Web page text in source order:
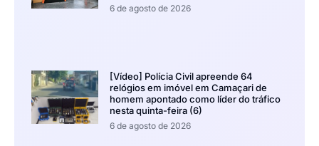
6 de agosto de 2026
[Vídeo] Polícia Civil apreende 64
relógios em imóvel em Camaçari de
homem apontado como líder do tráfico
nesta quinta-feira (6)
6 de agosto de 2026